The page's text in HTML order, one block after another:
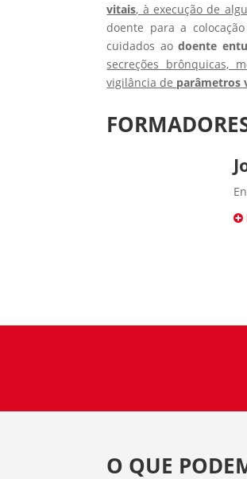
vitais, à execução de
doente para a
cuidados aodoente
secreções brônquicas,
vigilância de parâmetros
O QUE